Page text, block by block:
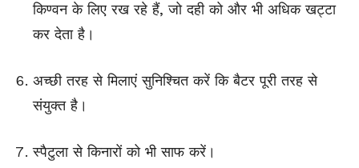
किण्वन के लिए रख रहे हैं, जो दही को और भी अधिक खट्टा
कर देता है।
अच्छी तरह से मिलाएं सुनिश्चित करें कि बैटर पूरी तरह से
संयुक्त है।
स्पैटुला से किनारों को भी साफ करें।